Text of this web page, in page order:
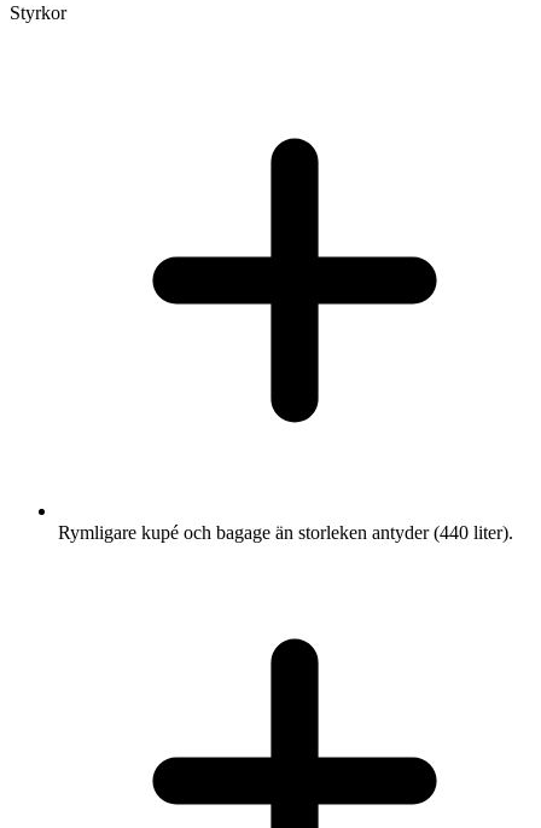
Styrkor
Rymligare kupé och bagage än storleken antyder (440 liter).